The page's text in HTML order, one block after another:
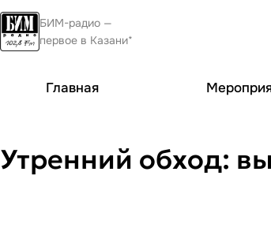
БИМ-радио —
первое в Казани*
Главная
Утренний обход: